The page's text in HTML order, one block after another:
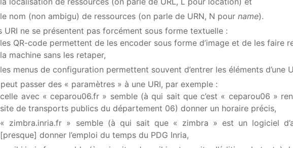
le nom (non ambigu) de ressources (on parle de URN, N pourname).
URI ne se présentent pas forcément sous forme textuelle :
les QR-code permettent de les encoder sous forme d’image et de les faire
la machine sans les retaper,
les menus de configuration permettent souvent d’entrer les éléments d’une
passer des « paramètres » à une URI, par exemple :
celle avec « ceparou06.fr » semble (à qui sait que c’est « ceparou06 »
site de transports publics du département 06) donner un horaire précis,
« zimbra.inria.fr » semble (à qui sait que « zimbra » est un logiciel
[presque] donner l’emploi du temps du PDG Inria,